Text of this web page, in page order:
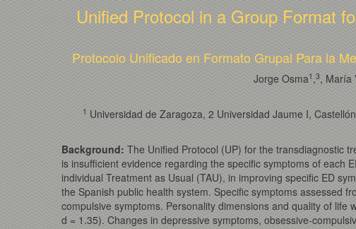
Unified Protocol in a Group Format
Protocolo Unificado en Formato Grupal Para la
Jorge Osma1 ,3, María
1 Universidad de Zaragoza, 2 Universidad Jaume I,
Background: The Unified Protocol (UP) for the transdiagnostic
is insufficient evidence regarding the specific symptoms of each
individual Treatment as Usual (TAU), in improving specific ED
the Spanish public health system. Specific symptoms assessed
compulsive symptoms. Personality dimensions and quality of life
d = 1.35). Changes in depressive symptoms, obsessive-